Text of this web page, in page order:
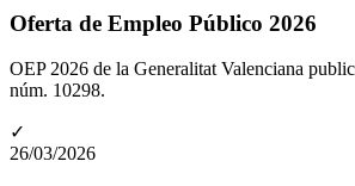
Oferta de Empleo Público 2026
OEP 2026 de la Generalitat Valenciana
núm. 10298.
✓
26/03/2026